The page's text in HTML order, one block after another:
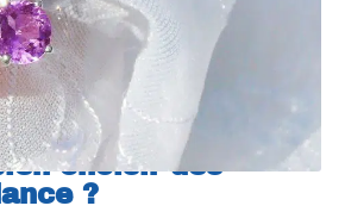
choisir des
?